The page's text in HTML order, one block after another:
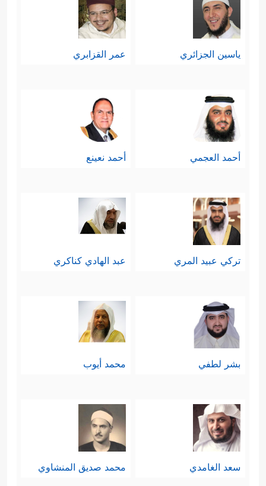
ياسين الجزائري عمر القزابري
أحمد العجمي أحمد نعينع
تركي عبيد المري عبد الهادي كناكري
بشر لطفي محمد أيوب
سعد الغامدي محمد صديق المنشاوي